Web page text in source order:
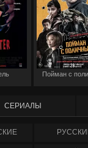
Пойман с
СЕРИАЛЫ